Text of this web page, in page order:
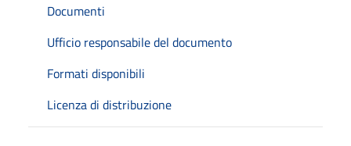
Documenti
Ufficio responsabile del documento
Formati disponibili
Licenza di distribuzione